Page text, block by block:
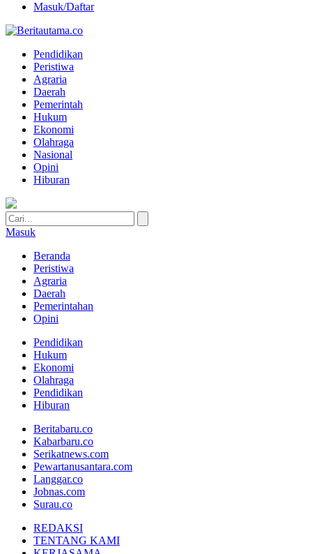
Masuk/Daftar
Pendidikan
Peristiwa
Agraria
Daerah
Pemerintah
Hukum
Ekonomi
Olahraga
Nasional
Opini
Hiburan
Masuk
Beranda
Peristiwa
Agraria
Daerah
Pemerintahan
Opini
Pendidikan
Hukum
Ekonomi
Olahraga
Pendidikan
Hiburan
Beritabaru.co
Kabarbaru.co
Serikatnews.com
Pewartanusantara.com
Langgar.co
Jobnas.com
Surau.co
REDAKSI
TENTANG KAMI